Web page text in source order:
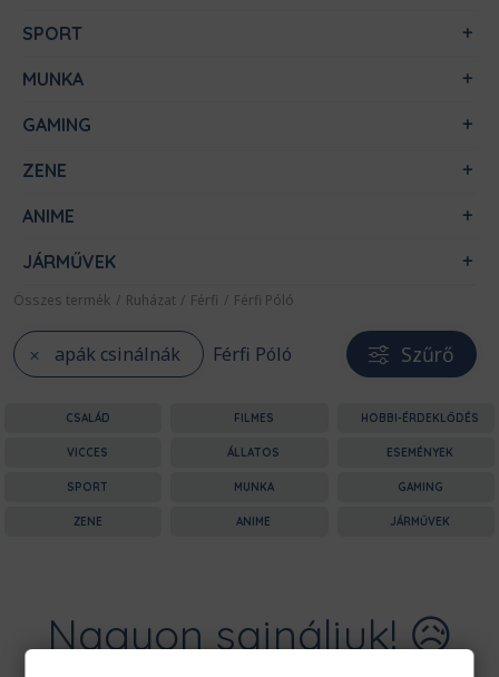
SPORT
MUNKA
GAMING
ZENE
ANIME
JÁRMŰVEK
Összes termék / Ruházat / Férfi / Férfi Póló
apák csinálnák Férfi Póló Szűrő
CSALÁD FILMES HOBBI-ÉRDEKLŐDÉS
VICCES ÁLLATOS ESEMÉNYEK
SPORT MUNKA GAMING
ZENE ANIME JÁRMŰVEK
Nagyon sajnáljuk! 😥